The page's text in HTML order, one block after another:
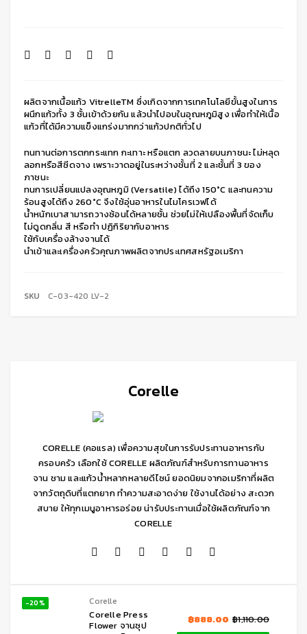
Corelle
CORELLE (คอแรล) เพื่อความสุขในการรับประทานอาหารกับ
ครอบครัว เลือกใช้ CORELLE ผลิตภัณฑ์สำหรับการทานอาหาร
จาน ชาม และแก้วน้ำหลากหลายดีไซน์ ยอดนิยมจากอเมริกาที่ผลิต
จากวัตถุดิบที่แตกยาก ทำความสะอาดง่าย ใช้งานได้อย่าง สะดวก
สบาย ให้ทุกเมนูอาหารอร่อย น่ารับประทานเมื่อใช้ผลิตภัณฑ์จาก
CORELLE
-20% Corelle
Corelle Press
Flower จานซุป
฿1,110.00
฿888.00
ผลิตจากเนื้อแก้ว VitrelleTM ซึ่งเกิดจากการเทคโนโลยีขั้นสูงในการ
ผนึกแก้วทั้ง 3 ชั้นเข้าด้วยกัน แล้วนำไปอบในอุณหภูมิสูง เพื่อทำให้เนื้อ
แก้วที่ได้มีความแข็งแกร่งมากกว่าแก้วปกติทั่วไป
ทนทานต่อการตกกระแทก กะเทาะ หรือแตก ลวดลายบนภาชนะ ไม่หลุด
ลอกหรือสีซีดจาง เพราะวาดอยู่ในระหว่างชั้นที่ 2 และชั้นที่ 3 ของ
ภาชนะ
ทนการเปลี่ยนแปลงอุณหภูมิ (Versatile) ได้ถึง 150°C และทนความ
ร้อนสูงได้ถึง 260°C จึงใช้อุ่นอาหารในไมโครเวฟได้
น้ำหนักเบาสามารถวางซ้อนได้หลายชั้น ช่วยไม่ให้เปลืองพื้นที่จัดเก็บ
ไม่ดูดกลิ่น สี หรือทำ ปฏิกิริยากับอาหาร
ใช้กับเครื่องล้างจานได้
นำเข้าและเครื่องครัวคุณภาพผลิตจากประเทศสหรัฐอเมริกา
SKU C-03-420 LV-2